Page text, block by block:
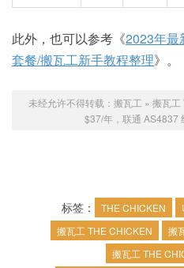
working on this
squeezing every
For a very limited
We call it…
The Chicken
此外，也可以参考《2023年最
套餐/搬瓦工新手教程整理》。
未经允许不得转载： 搬瓦工 » 搬瓦工
$37/年，联通 AS4837
标签： THE CHICKEN
搬瓦工 THE CHICKEN
搬
搬瓦工 THE